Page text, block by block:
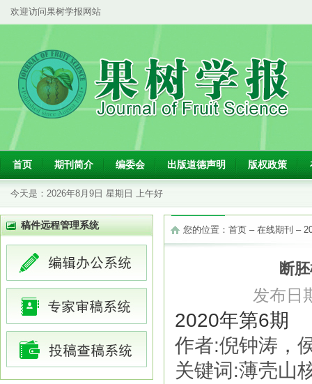
欢迎访问果树学报网站
首页 期刊简介 编委会 出版道德声明 版权政策
今天是： 2026年8月9日 星期日 上午好
稿件远程管理系统 您的位置： 首页 – 在线期刊 –
断
发布日
2020年第6期
作者:倪钟涛，
关键词:薄壳山